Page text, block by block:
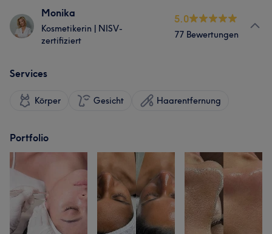
Monika
Kosmetikerin | NISV-
zertifiziert
5.0
77 Bewertungen
Services
Körper Gesicht Haarentfernung
Portfolio